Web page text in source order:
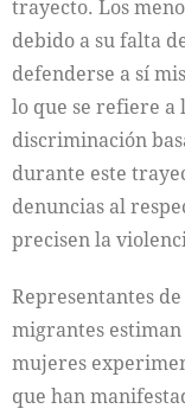
trayecto. Los
debido a su falta
defenderse a sí
lo que se refiere a
discriminación
durante este
denuncias al
precisen la
Representantes
migrantes
mujeres
que han